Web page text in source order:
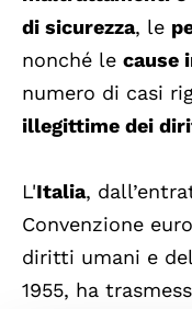
di sicurezza, le
nonché le cause
numero di casi
illegittime dei
L'Italia,
Convenzione
diritti umani e
1955, ha